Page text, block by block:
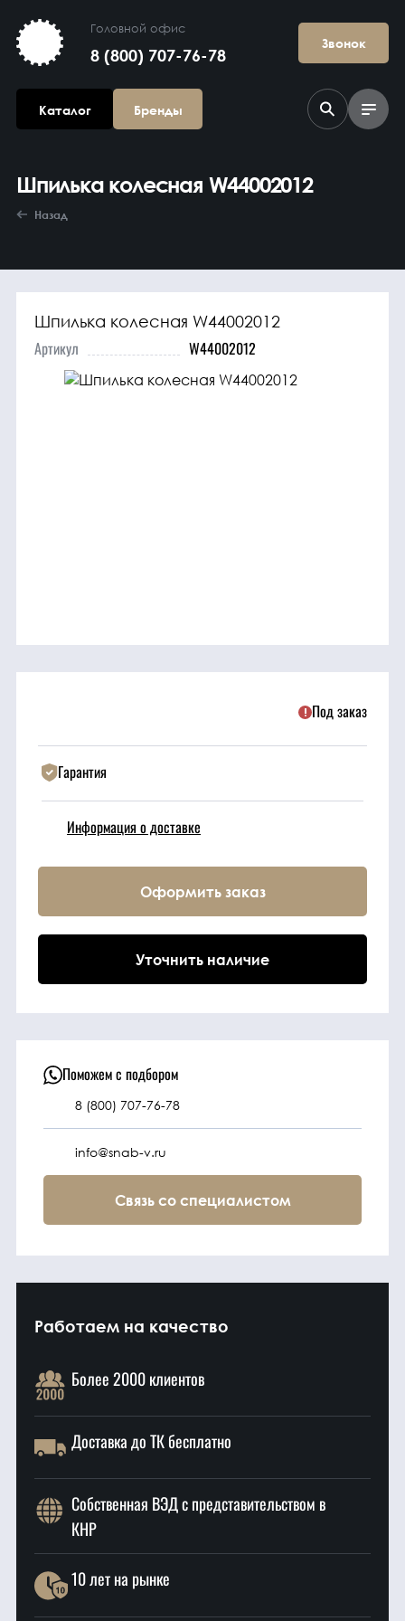
Головной офис
8 (800) 707-76-78
Звонок
Каталог Бренды
Агрегаты в
сборе
Режущие
элементы
элементы
Ходовые части
Электрическая
Под заказ
Шпилька колесная W44002012
Назад
Шпилька колесная W44002012
Артикул W44002012
Под заказ
Гарантия
Информация о доставке
Оформить заказ
Уточнить наличие
Поможем с подбором
8 (800) 707-76-78
info@snab-v.ru
Связь со специалистом
Работаем на качество
Более 2000 клиентов
Доставка до ТК бесплатно
Собственная ВЭД с представительством в
КНР
10 лет на рынке